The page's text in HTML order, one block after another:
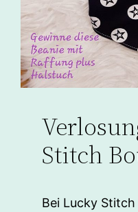
Stitch
Bei Lucky